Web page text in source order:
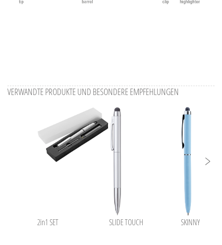
VERWANDTE PRODUKTE UND BESONDERE EMPFEHLUNGEN
2in1 SET SLIDE TOUCH SKINNY TOUCH